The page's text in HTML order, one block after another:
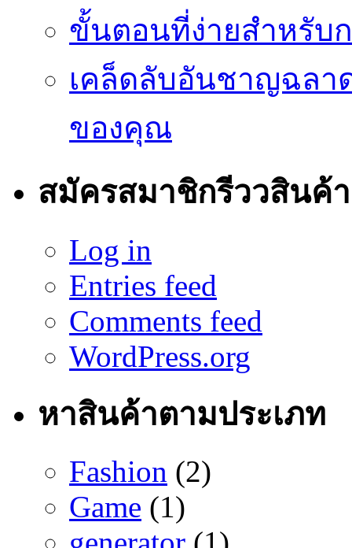
ขั้นตอนที่ง่ายสำหรับ
เคล็ดลับอันชาญฉลา
ของคุณ
สมัครสมาชิกรีววสินค้า
Log in
Entries feed
Comments feed
WordPress.org
หาสินค้าตามประเภท
Fashion (2)
Game (1)